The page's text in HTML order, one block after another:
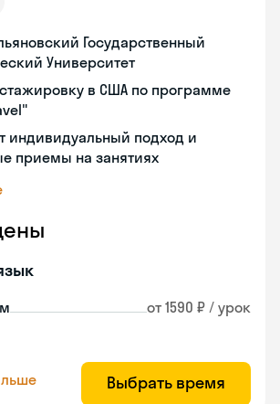
Государственный
Университет
в США по программе
индивидуальный подход и
приемы на занятиях
от 1590 ₽ / урок
Выбрать время